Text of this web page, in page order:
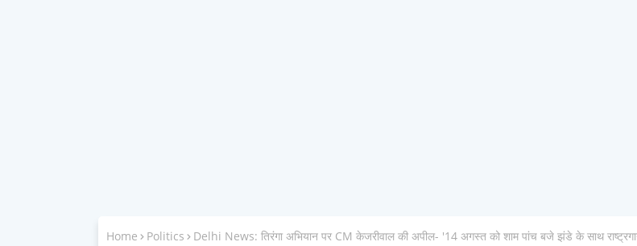
Home Politics Delhi News: तिरंगा अभियान पर CM केजरीवाल की अपील- '14 अगस्त को शाम पांच बजे झंडे के साथ